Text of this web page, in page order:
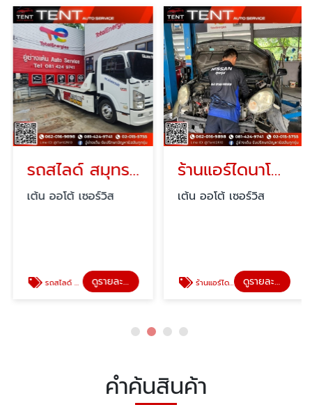
รถสไลด์ สมุทรปราการ ใกล้ฉัน
เต้น ออโต้ เซอร์วิส
รถสไลด์ สมุทรปราการ ใกล้ฉัน ดูรายละเอียด
ร้านแอร์ไดนาโมใกล้ฉัน
เต้น ออโต้ เซอร์วิส
ร้านแอร์ไดนาโมใกล้ฉัน ดูรายละเอียด
คำค้นสินค้า